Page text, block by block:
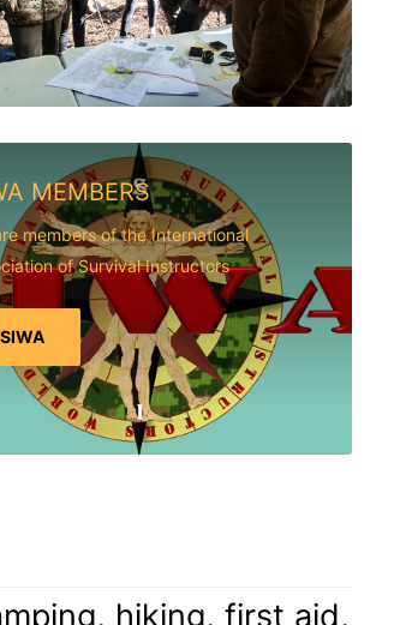
MEMBERS
members of the International
of Survival Instructors
SIWA
hiking, first aid,